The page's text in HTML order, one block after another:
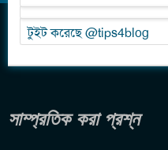
টুইট করেছে @tips4blog
সাম্প্রতিক করা প্রশ্ন